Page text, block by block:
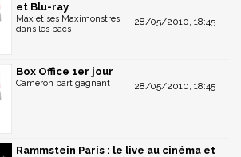
et Blu-ray
28/05/2010, 18:45
Max et ses Maximonstres
dans les bacs
Box Office 1er jour
28/05/2010, 18:45
Cameron part gagnant
Rammstein Paris : le live au cinéma et